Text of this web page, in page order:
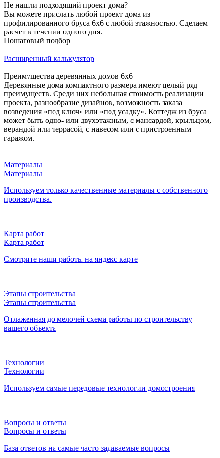
Не нашли подходящий проект дома?
Вы можете прислать любой проект дома из
профилированного бруса 6х6 с любой этажностью. Сделаем
расчет в течении одного дня.
Пошаговый подбор
Расширенный калькулятор
Преимущества деревянных домов 6х6
Деревянные дома компактного размера имеют целый ряд
преимуществ. Среди них небольшая стоимость реализации
проекта, разнообразие дизайнов, возможность заказа
возведения «под ключ» или «под усадку». Коттедж из бруса
может быть одно- или двухэтажным, с мансардой, крыльцом,
верандой или террасой, с навесом или с пристроенным
гаражом.
Материалы
Материалы
Используем только качественные материалы с собственного
производства.
Карта работ
Карта работ
Смотрите наши работы на яндекс карте
Этапы строительства
Этапы строительства
Отлаженная до мелочей схема работы по строительству
вашего объекта
Технологии
Технологии
Используем самые передовые технологии домостроения
Вопросы и ответы
Вопросы и ответы
База ответов на самые часто задаваемые вопросы